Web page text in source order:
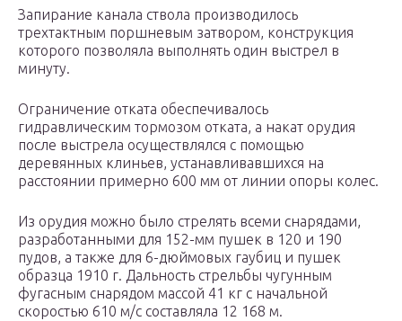
Запирание канала ствола производилось
трехтактным поршневым затвором, конструкция
которого позволяла выполнять один выстрел в
минуту.
Ограничение отката обеспечивалось
гидравлическим тормозом отката, а накат орудия
после выстрела осуществлялся с помощью
деревянных клиньев, устанавливавшихся на
расстоянии примерно 600 мм от линии опоры колес.
Из орудия можно было стрелять всеми снарядами,
разработанными для 152-мм пушек в 120 и 190
пудов, а также для 6-дюймовых гаубиц и пушек
образца 1910 г. Дальность стрельбы чугунным
фугасным снарядом массой 41 кг с начальной
скоростью 610 м/с составляла 12 168 м.